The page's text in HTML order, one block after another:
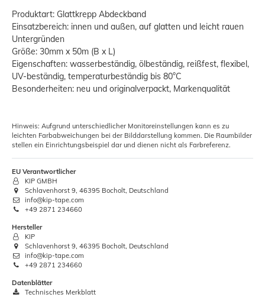
Produktart: Glattkrepp Abdeckband
Einsatzbereich: innen und außen, auf glatten und leicht rauen
Untergründen
Größe: 30mm x 50m (B x L)
Eigenschaften: wasserbeständig, ölbeständig, reißfest, flexibel,
UV-beständig, temperaturbeständig bis 80°C
Besonderheiten: neu und originalverpackt, Markenqualität
Hinweis: Aufgrund unterschiedlicher Monitoreinstellungen kann es zu
leichten Farbabweichungen bei der Bilddarstellung kommen. Die Raumbilder
stellen ein Einrichtungsbeispiel dar und dienen nicht als Farbreferenz.
EU Verantwortlicher
KIP GMBH
Schlavenhorst 9, 46395 Bocholt, Deutschland
info@kip-tape.com
+49 2871 234660
Hersteller
KIP
Schlavenhorst 9, 46395 Bocholt, Deutschland
info@kip-tape.com
+49 2871 234660
Datenblätter
Technisches Merkblatt